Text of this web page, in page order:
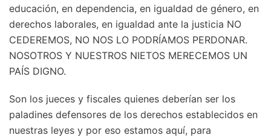
educación, en dependencia, en igualdad de género, en
derechos laborales, en igualdad ante la justicia NO
CEDEREMOS, NO NOS LO PODRÍAMOS PERDONAR.
NOSOTROS Y NUESTROS NIETOS MERECEMOS UN
PAÍS DIGNO.
Son los jueces y fiscales quienes deberían ser los
paladines defensores de los derechos establecidos en
nuestras leyes y por eso estamos aquí, para